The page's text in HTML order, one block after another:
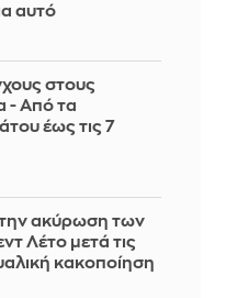
αυτό
στους
- Από τα
έως τις 7
την ακύρωση των
Λέτο μετά τις
κακοποίηση